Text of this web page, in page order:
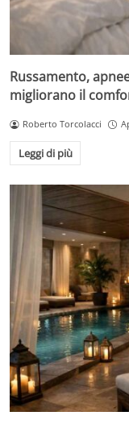
Russamento,
migliorano il
Roberto Torcolacci
Leggi di più